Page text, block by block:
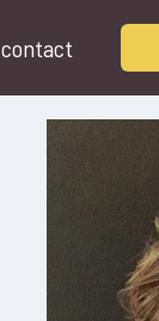
contact